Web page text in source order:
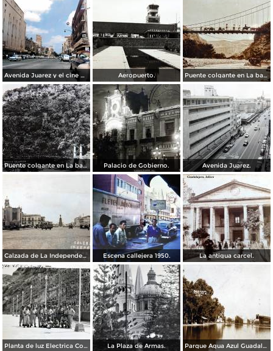
Avenida Juarez y el cine Variedades Guadalajara, Jalisco 1961 Aeropuerto. Puente colgante en La barranca de Oblatos.
Puente colgante en La barranca de Oblatos. Palacio de Gobierno. Avenida Juarez.
Calzada de La Independencia Guadalajara, Jalisco. ( Circulada el 10 de Febrero de 1931 ). Escena callejera 1950. La antigua carcel.
Planta de luz Electrica Colimilla. ( Fechada el 1 de Octubre de 1950 ). La Plaza de Armas. Parque Agua Azul Guadalajara, Jalisco.